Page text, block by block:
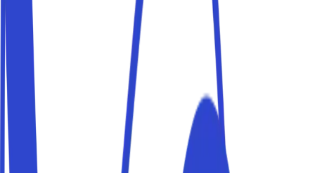
Tutti i servizi Nelson Mandela Forum
Ippodromo del Visarno
Stadio Renato Dall'Ara
Allianz Stadium Inalpi Arena
Nelson Mandela Forum
Parcheggio + navetta gratuita
Scopri